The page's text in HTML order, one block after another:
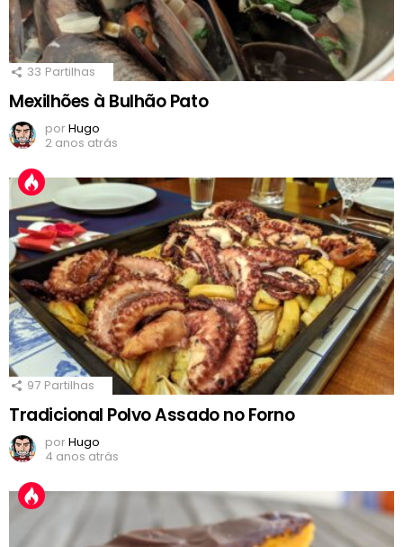
33 Partilhas
Mexilhões à Bulhão Pato
porHugo
2 anos atrás
97 Partilhas
Tradicional Polvo Assado no Forno
porHugo
4 anos atrás